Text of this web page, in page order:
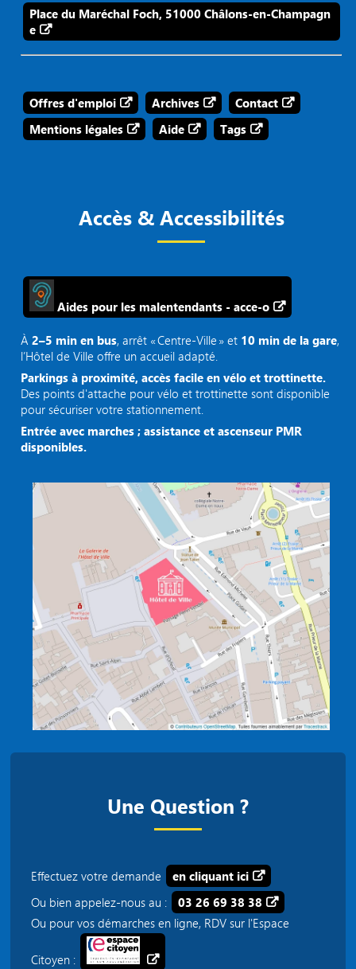
Place du Maréchal Foch, 51000 Châlons-en-Champagn
e
Offres d'emploi Archives
Contact
Mentions légales
Aide Tags
Accès & Accessibilités
Aides pour les malentendants - acce-o
À2–5 min en bus, arrêt « Centre‑Ville » et 10 min de la gare,
l’Hôtel de Ville offre un accueil adapté.
Parkings à proximité, accès facile en vélo et trottinette.
Des points d'attache pour vélo et trottinette sont disponible
pour sécuriser votre stationnement.
Entrée avec marches ; assistance et ascenseur PMR
disponibles.
Une Question ?
Effectuez votre demande
en cliquant ici
Ou bien appelez-nous au :
03 26 69 38 38
Ou pour vos démarches en ligne, RDV sur l'Espace
Citoyen :